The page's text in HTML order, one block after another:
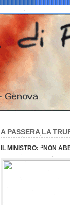
A PASSERA LA
IL MINISTRO: “NON